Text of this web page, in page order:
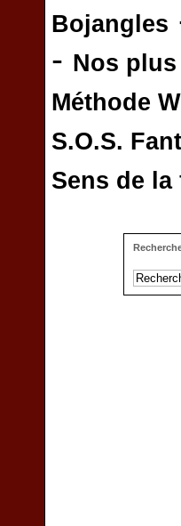
Bojangles
- Nos
Méthode
S.O.S.
Sens de la